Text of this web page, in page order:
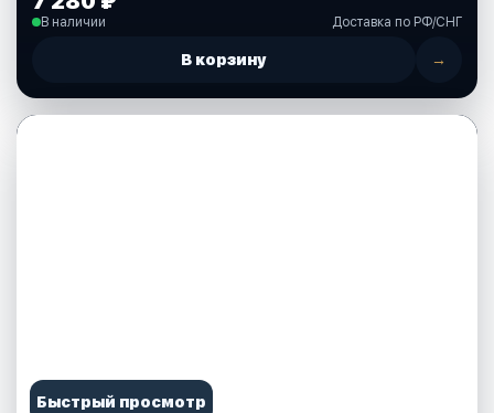
В наличии Доставка по РФ/СНГ
В корзину →
Быстрый просмотр